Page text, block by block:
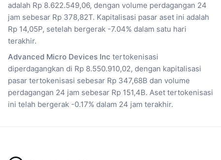
adalah Rp 8.622.549,06, dengan volume perdagangan 24
jam sebesar Rp 378,82T. Kapitalisasi pasar aset ini adalah
Rp 14,05P, setelah bergerak -7.04% dalam satu hari
terakhir.
Advanced Micro Devices Inc tertokenisasi
diperdagangkan di Rp 8.550.910,02, dengan kapitalisasi
pasar tertokenisasi sebesar Rp 347,68B dan volume
perdagangan 24 jam sebesar Rp 151,4B. Aset tertokenisasi
ini telah bergerak -0.17% dalam 24 jam terakhir.